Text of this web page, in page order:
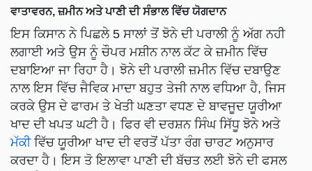
ਵਾਤਾਵਰਨ, ਜ਼ਮੀਨ ਅਤੇ ਪਾਣੀ ਦੀ ਸੰਭਾਲ ਵਿੱਚ ਯੋਗਦਾਨ
ਇਸ ਕਿਸਾਨ ਨੇ ਪਿਛਲੇ 5 ਸਾਲਾਂ ਤੋਂ ਝੋਨੇ ਦੀ ਪਰਾਲੀ ਨੂੰ ਅੱਗ ਨਹੀ
ਲਗਾਈ ਅਤੇ ਉਸ ਨੂੰ ਚੌਪਰ ਮਸ਼ੀਨ ਨਾਲ ਕੱਟ ਕੇ ਜ਼ਮੀਨ ਵਿੱਚ
ਦਬਾਇਆ ਜਾ ਰਿਹਾ ਹੈ। ਝੋਨੇ ਦੀ ਪਰਾਲੀ ਜ਼ਮੀਨ ਵਿੱਚ ਦਬਾਉਣ
ਨਾਲ ਇਸ ਵਿੱਚ ਜੈਵਿਕ ਮਾਦਾ ਬਹੁਤ ਤੇਜੀ ਨਾਲ ਵਧਿਆ ਹੈ, ਜਿਸ
ਕਰਕੇ ਉਸ ਦੇ ਫਾਰਮ ਤੇ ਖੇਤੀ ਘਣਤਾ ਵਧਣ ਦੇ ਬਾਵਜੂਦ ਯੂਰੀਆ
ਖਾਦ ਦੀ ਖਪਤ ਘਟੀ ਹੈ। ਫਿਰ ਵੀ ਦਰਸ਼ਨ ਸਿੰਘ ਸਿੱਧੂ ਝੋਨੇ ਅਤੇ
ਮੱਕੀਵਿੱਚ ਯੂਰੀਆ ਖਾਦ ਦੀ ਵਰਤੋਂ ਪੱਤਾ ਰੰਗ ਚਾਰਟ ਅਨੁਸਾਰ
ਕਰਦਾ ਹੈ। ਇਸ ਤੋ ਇਲਾਵਾ ਪਾਣੀ ਦੀ ਬੱਚਤ ਲਈ ਝੋਨੇ ਦੀ ਫਸਲ